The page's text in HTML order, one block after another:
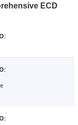
ECD